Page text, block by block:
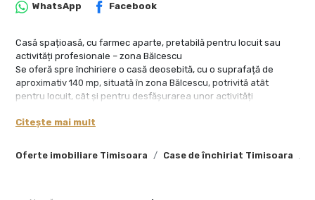
Oferte imobiliare Timisoara Case de închiriat Timisoara
WhatsApp Facebook
Casă spațioasă, cu farmec aparte, pretabilă pentru locuit sau
activități profesionale – zona Bălcescu
Se oferă spre închiriere o casă deosebită, cu o suprafață de
aproximativ 140 mp, situată în zona Bălcescu, potrivită atât
pentru locuit, cât și pentru desfășurarea unor activități
Imobilul păstrează farmecul construcțiilor solide de odinioară,
oferă un ambient plăcut, liniște și confort termic pe tot parcursul
Citește mai mult